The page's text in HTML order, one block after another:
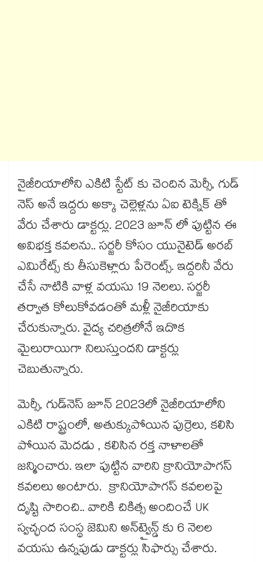
నైజీరియాలోని ఎకిటి స్టేట్ కు చెందిన మెర్సీ, గుడ్
నెస్ అనే ఇద్దరు అక్కా చెల్లెళ్లను ఏఐ టెక్నిక్ తో
వేరు చేశారు డాక్టర్లు. 2023 జూన్ లో పుట్టిన ఈ
అవిభక్త కవలను.. సర్జరీ కోసం యునైటెడ్ అరబ్
ఎమిరేట్స్ కు తీసుకెళ్లారు పేరెంట్స్. ఇద్దరినీ వేరు
చేసే నాటికి వాళ్ల వయసు 19 నెలలు. సర్జరీ
తర్వాత కోలుకోవడంతో మళ్లీ నైజీరియాకు
చేరుకున్నారు. వైద్య చరిత్రలోనే ఇదొక
మైలురాయిగా నిలుస్తుందని డాక్టర్లు
చెబుతున్నారు.
మెర్సీ, గుడ్‌నెస్ జూన్ 2023లో నైజీరియాలోని
ఎకిటి రాష్ట్రంలో, అతుక్కుపోయిన పుర్రెలు, కలిసి
పోయిన మెదడు , కలిసిన రక్త నాళాలతో
జన్మించారు. ఇలా పుట్టిన వారిని క్రానియోపాగస్
కవలలు అంటారు. క్రానియోపాగస్ కవలలపై
దృష్టి సారించి.. వారికి చికిత్స అందించే UK
స్వచ్ఛంద సంస్థ జెమిని అన్‌ట్వైన్డ్ కు 6 నెలల
వయసు ఉన్నపుడు డాక్టర్లు సిఫార్సు చేశారు.